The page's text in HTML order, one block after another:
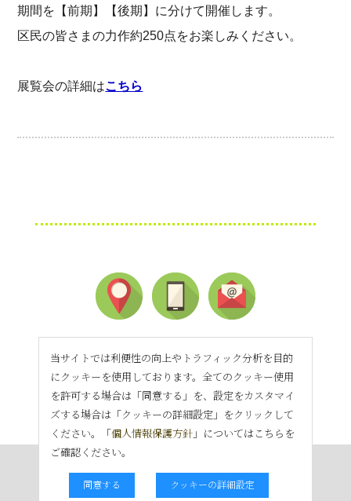
期間を【前期】【後期】に分けて開催します。
区民の皆さまの力作約250点をお楽しみください。
展覧会の詳細はこちら
当サイトでは利便性の向上やトラフィック分析を目的
にクッキーを使用しております。全てのクッキー使用
を許可する場合は「同意する」を、設定をカスタマイ
ズする場合は「クッキーの詳細設定」をクリックして
ください。「個人情報保護方針 」についてはこちらを
ご確認ください。
同意する クッキーの詳細設定